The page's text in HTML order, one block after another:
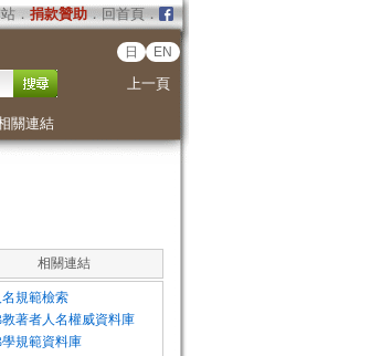
． 捐款贊助．回首頁．
日 EN
上一頁
關連結
相關連結
名規範檢索
著者人名權威資料庫
規範資料庫